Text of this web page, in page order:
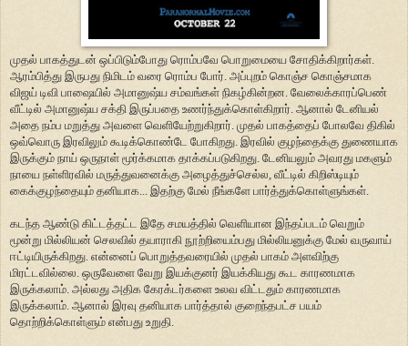
முதல் பாகத்துடன் ஒப்பிடும்போது ரொம்பவே பொறுமையை சோதிக்கிறார்கள்.
ஆரம்பித்து இருபது நிமிடம் வரை ரொம்ப போர். அப்புறம் கொஞ்ச கொஞ்சமாக
விஜய் டிவி பாஷையில் அமானுஷ்ய சம்வங்கள் நிகழ்கின்றன. வேலைக்காரப்பெண்
வீட்டில் அமானுஷ்ய சக்தி இருப்பதை உணர்ந்துக்கொள்கிறார். ஆனால் டேனியல்
அதை நம்ப மறுத்து அவளை வெளியேற்றுகிறார். முதல் பாகத்தைப் போலவே திகில்
ஒவ்வொரு இரவிலும் கூடிக்கொண்டே போகிறது. இரவில் குழந்தைக்கு துணையாக
இருக்கும் நாய் ஒருநாள் மூர்க்கமாக தாக்கப்படுகிறது. டேனியலும் அவரது மகளும்
நாயை நள்ளிரவில் மருத்துவனைக்கு அழைத்துச்செல்ல, வீட்டில் கிறிஸ்டியும்
கைக்குழந்தையும் தனியாக... இதற்கு மேல் நீங்களே பார்த்துக்கொள்ளுங்கள்.
கடந்த ஆண்டு கிட்டத்தட்ட இதே சமயத்தில் வெளியான இந்தப்படம் வெறும்
மூன்று மில்லியன் செலவில் தயாராகி நூற்றியைம்பது மில்லியனுக்கு மேல் வருவாய்
ஈட்டியிருக்கிறது. என்னைப் பொறுத்தவரையில் முதல் பாகம் அளவிற்கு
மிரட்டவில்லை. ஒருவேளை வேறு இயக்குனர் இயக்கியது கூட காரணமாக
இருக்கலாம். அல்லது அதிக கேரக்டர்களை உலவ விட்டதும் காரணமாக
இருக்கலாம். ஆனால் இரவு தனியாக பார்த்தால் குறைந்தபட்ச பயம்
தொற்றிக்கொள்ளும் என்பது உறுதி.